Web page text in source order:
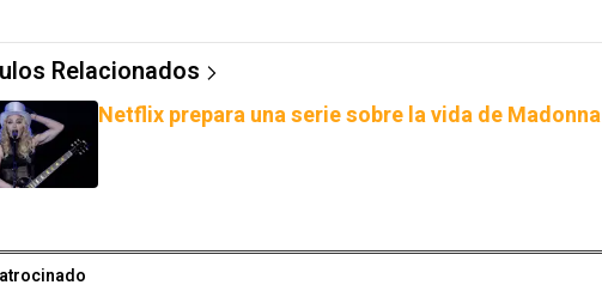
Relacionados
Netflix prepara una serie sobre la vida de Madonna